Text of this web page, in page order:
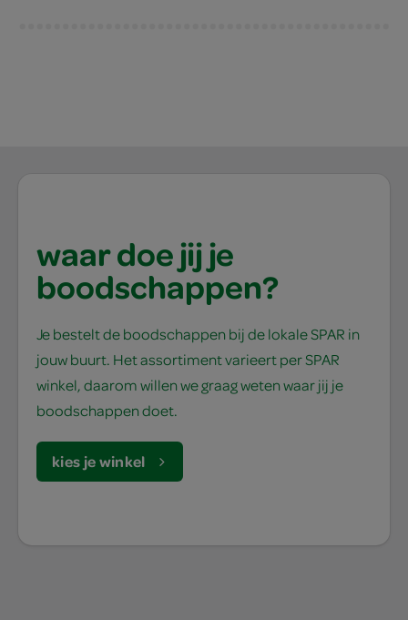
waar doe jij je
boodschappen?
Je bestelt de boodschappen bij de lokale SPAR in
jouw buurt. Het assortiment varieert per SPAR
winkel, daarom willen we graag weten waar jij je
boodschappen doet.
kies je winkel